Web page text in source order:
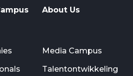
About Us
Media Campus
Talentontwikkeling